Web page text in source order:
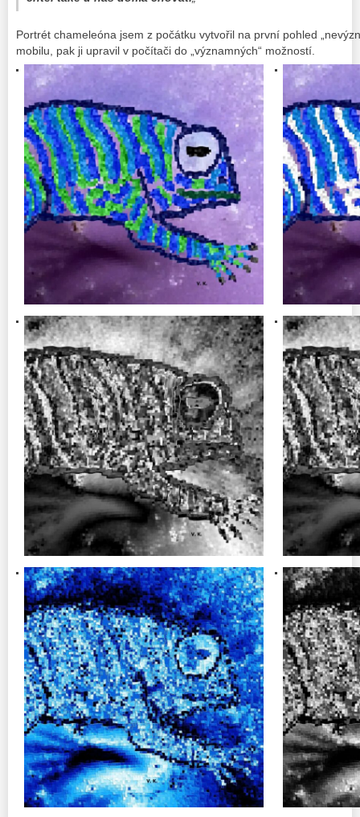
Portrét chameleóna jsem z počátku vytvořil na první pohled
mobilu, pak ji upravil v počítači do „významných“ možností.